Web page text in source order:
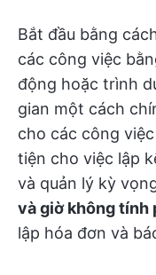
Bắt đầu bằng
các công việc
động hoặc trình
gian một cách
cho các công
tiện cho việc lập
và quản lý kỳ
và giờ không tính
lập hóa đơn và